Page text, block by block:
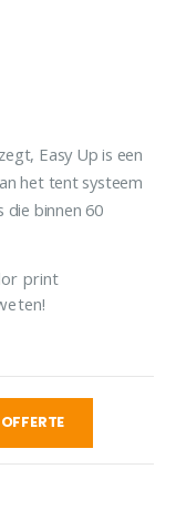
Easy Up is een
het tent systeem
die binnen 60
print